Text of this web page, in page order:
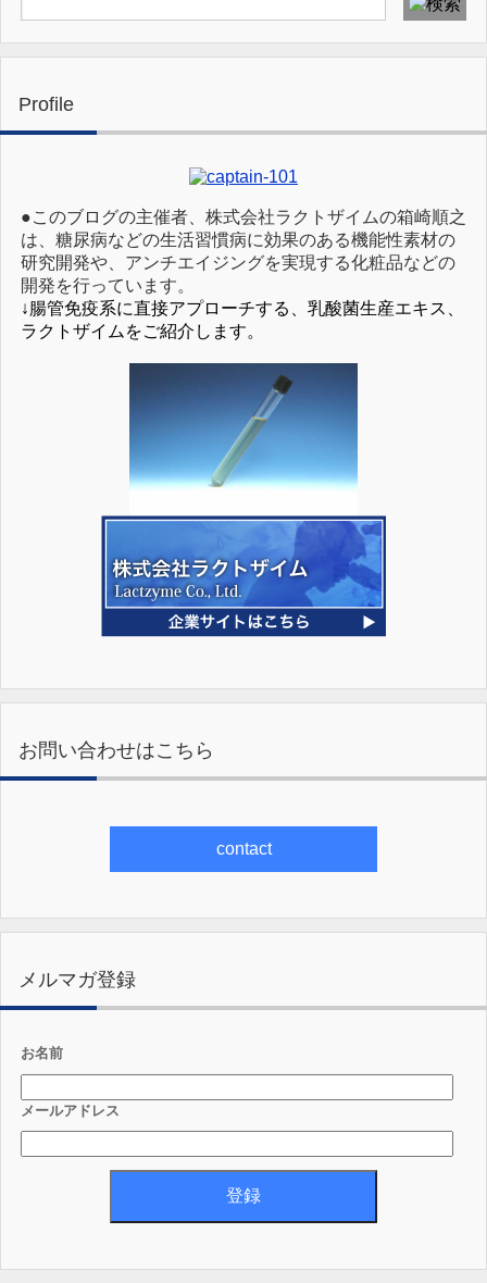
Profile
●このブログの主催者、株式会社ラクトザイムの箱崎順之
は、糖尿病などの生活習慣病に効果のある機能性素材の
研究開発や、アンチエイジングを実現する化粧品などの
開発を行っています。
↓腸管免疫系に直接アプローチする、乳酸菌生産エキス、
ラクトザイムをご紹介します。
お問い合わせはこちら
contact
メルマガ登録
お名前
メールアドレス